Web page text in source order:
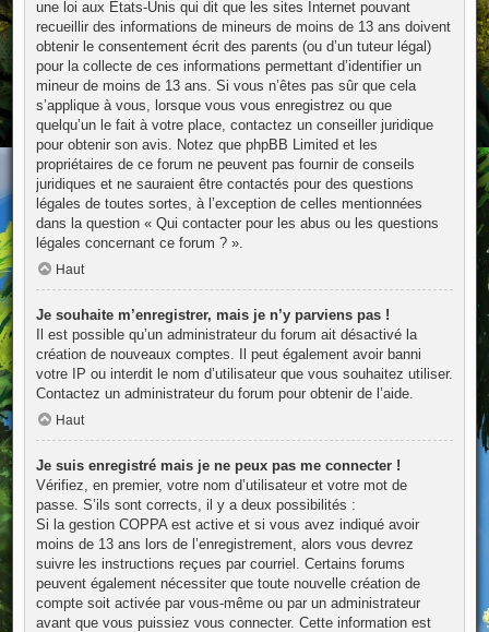
une loi aux États-Unis qui dit que les sites Internet pouvant
recueillir des informations de mineurs de moins de 13 ans doivent
obtenir le consentement écrit des parents (ou d’un tuteur légal)
pour la collecte de ces informations permettant d’identifier un
mineur de moins de 13 ans. Si vous n’êtes pas sûr que cela
s’applique à vous, lorsque vous vous enregistrez ou que
quelqu’un le fait à votre place, contactez un conseiller juridique
pour obtenir son avis. Notez que phpBB Limited et les
propriétaires de ce forum ne peuvent pas fournir de conseils
juridiques et ne sauraient être contactés pour des questions
légales de toutes sortes, à l’exception de celles mentionnées
dans la question « Qui contacter pour les abus ou les questions
légales concernant ce forum ? ».
Haut
Je souhaite m’enregistrer, mais je n’y parviens pas !
Il est possible qu’un administrateur du forum ait désactivé la
création de nouveaux comptes. Il peut également avoir banni
votre IP ou interdit le nom d’utilisateur que vous souhaitez utiliser.
Contactez un administrateur du forum pour obtenir de l’aide.
Haut
Je suis enregistré mais je ne peux pas me connecter !
Vérifiez, en premier, votre nom d’utilisateur et votre mot de
passe. S’ils sont corrects, il y a deux possibilités :
Si la gestion COPPA est active et si vous avez indiqué avoir
moins de 13 ans lors de l’enregistrement, alors vous devrez
suivre les instructions reçues par courriel. Certains forums
peuvent également nécessiter que toute nouvelle création de
compte soit activée par vous-même ou par un administrateur
avant que vous puissiez vous connecter. Cette information est